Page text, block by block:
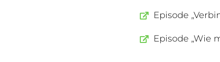
Episode
Episode „Wie